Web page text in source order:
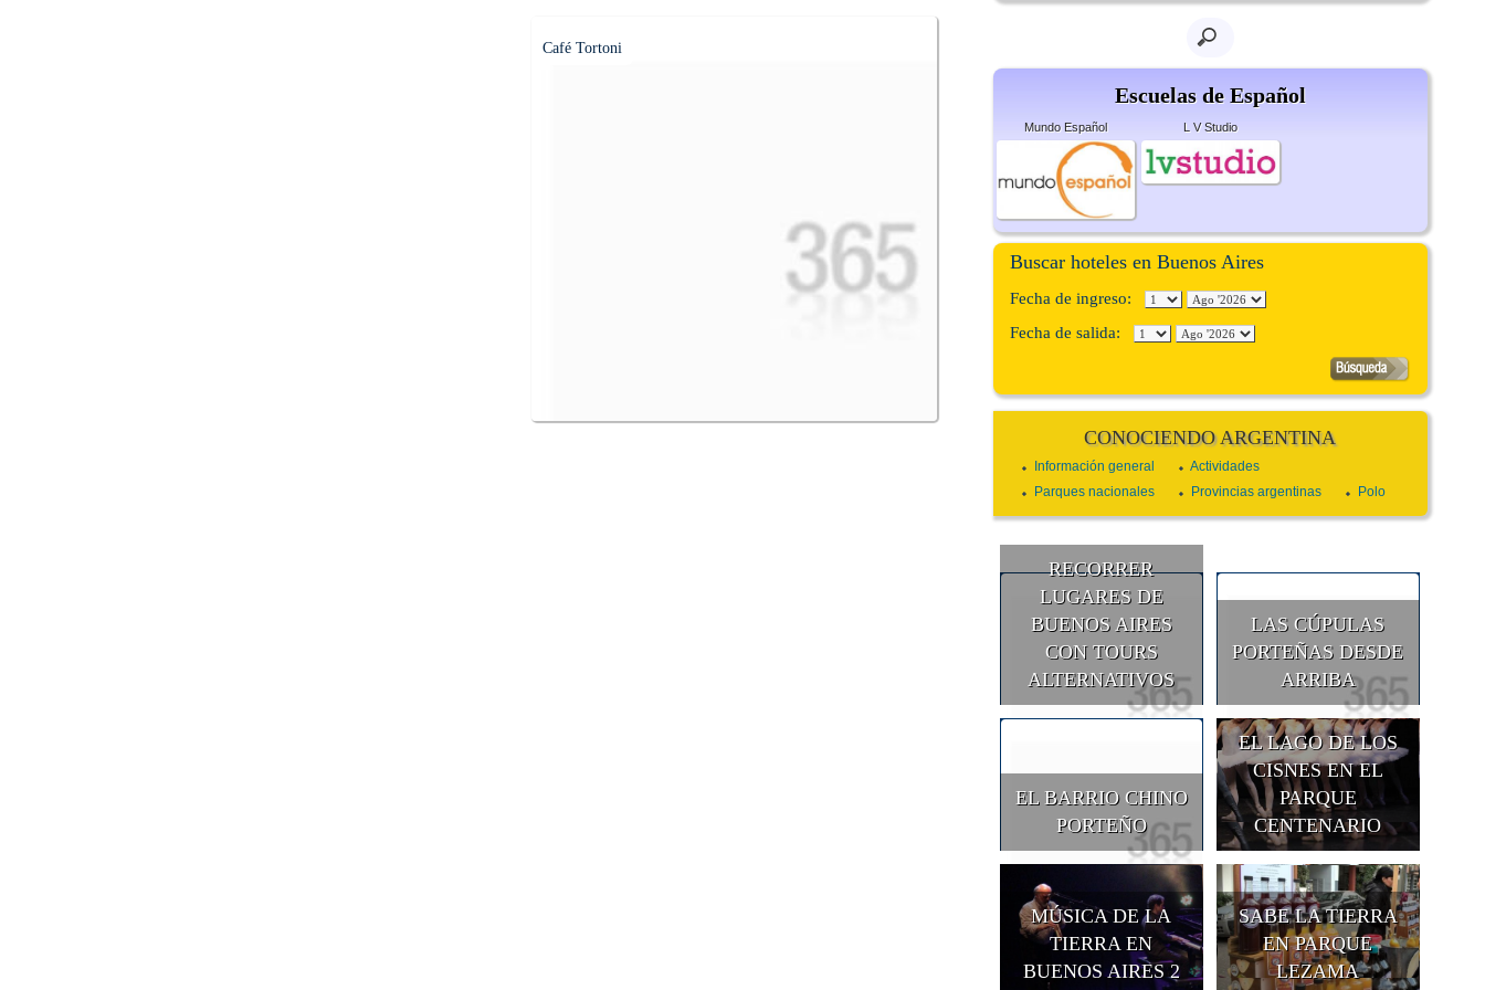
Café Tortoni
Escuelas de Español
Mundo Español L V Studio
Buscar hoteles en Buenos Aires
Fecha de ingreso:
Fecha de salida:
CONOCIENDO ARGENTINA
Información general
Actividades
Parques nacionales
Provincias argentinas Polo
RECORRER
LUGARES DE
BUENOS AIRES
CON TOURS
ALTERNATIVOS
LAS CÚPULAS
PORTEÑAS DESDE
ARRIBA
EL BARRIO CHINO
PORTEÑO
EL LAGO DE LOS
CISNES EN EL
PARQUE
CENTENARIO
MÚSICA DE LA
TIERRA EN
BUENOS AIRES 2
SABE LA TIERRA
EN PARQUE
LEZAMA